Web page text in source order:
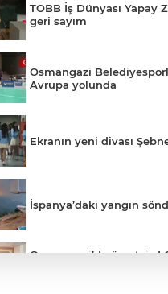
TOBB İş Dünyası Yapay
geri sayım
Osmangazi
Avrupa yolunda
Ekranın yeni divası
İspanya’daki yangın
Osmangazi’de ücretsiz